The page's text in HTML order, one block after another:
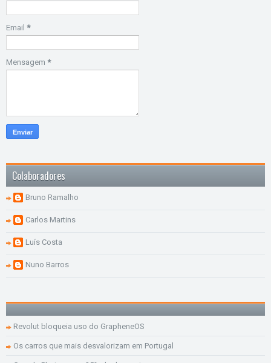
Email *
Mensagem *
Colaboradores
Bruno Ramalho
Carlos Martins
Luís Costa
Nuno Barros
Revolut bloqueia uso do GrapheneOS
Os carros que mais desvalorizam em Portugal